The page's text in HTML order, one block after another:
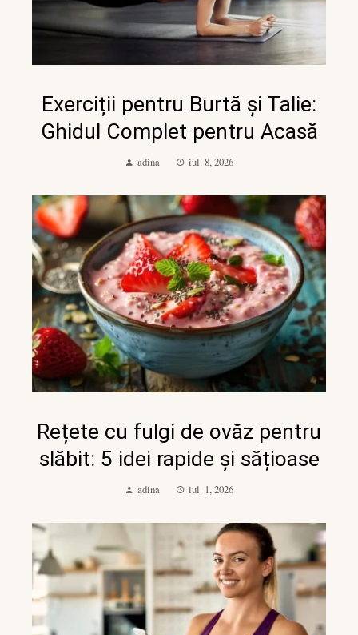
Exerciții pentru Burtă și Talie:
Ghidul Complet pentru Acasă
adina iul. 8, 2026
Rețete cu fulgi de ovăz pentru
slăbit: 5 idei rapide și sățioase
adina iul. 1, 2026